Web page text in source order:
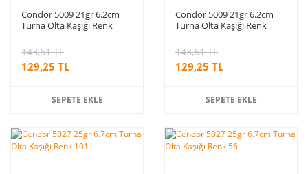
Condor 5009 21gr 6.2cm
Turna Olta Kaşığı Renk
129,25 TL
143,61 TL
SEPETE EKLE
Condor 5009 21gr 6.2cm
Turna Olta Kaşığı Renk
129,25 TL
143,61 TL
SEPETE EKLE
%10 %10